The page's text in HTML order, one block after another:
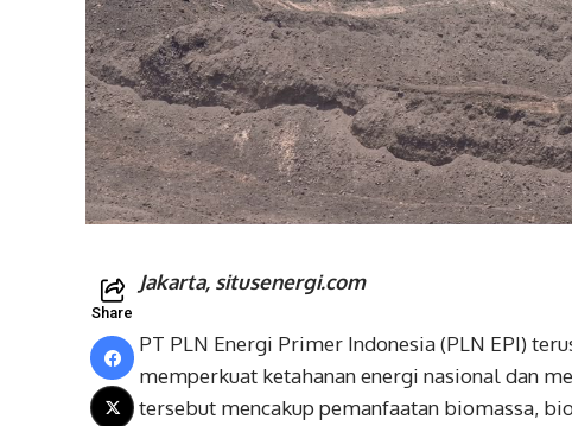
Share
Jakarta, situsenergi.com
PT PLN Energi Primer Indonesia (PLN EPI)
memperkuat ketahanan energi nasional dan
tersebut mencakup pemanfaatan biomassa,